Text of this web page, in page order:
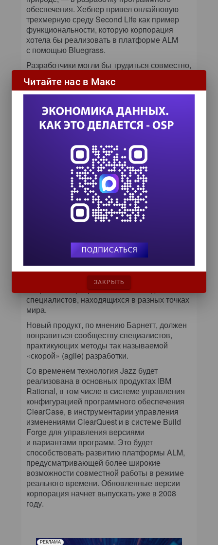
обеспечения. Хебнер привел онлайновую
трехмерную среду Second Life как пример
функциональности, которую корпорация
хотела бы реализовать в платформе ALM
с помощью Bluegrass.
Разработчики могли бы трудиться совместно,
просматривая интерактивные презентации
идей и данных. Можно было бы также
использовать аватары, то есть графические
представления участников.
Ориентированная на новых, более молодых
специалистов, привыкших к взаимодействию
исследовательский проект, который
в результате может найти свое применение
в продуктах как самой корпорации IBM, так
и других компаний.
Первую демонстрацию Bluegrass
в корпорации приурочили к конференции
Lotusphere в конце января в Орландо. Кроме
того, проект можно найти в киоске IBM
Хебнер отметил, что IBM Rational Team
Concert Express предназначен для менее
крупных групп разработки, — тем, которым
хотелось бы использовать методы
оперативной разработки и взаимодействия
специалистов, находящихся в разных точках
мира.
Новый продукт, по мнению Барнетт, должен
понравиться сообществу специалистов,
практикующих методы так называемой
«скорой» (agile) разработки.
Со временем технология Jazz будет
реализована в основных продуктах IBM
Rational, в том числе в системе управления
конфигурацией программного обеспечения
ClearCase, в инструментарии управления
изменениями ClearQuest и в системе Build
Forge для управления версиями
и вариантами программ. Это будет
способствовать развитию платформы ALM,
предусматривающей более широкие
возможности совместной работы в режиме
реального времени. Обновленные версии
корпорация начнет выпускать уже в 2008
году.
РЕКЛАМА
Читайте нас в Макс
ЗАКРЫТЬ